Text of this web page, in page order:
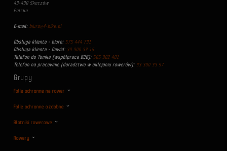
43-430 Skoczów
Polska
E-mail: biuro@4-bike.pl
Obsługa klienta - biuro: 575 444 731
Obsługa klienta - Dawid: 33 300 33 15
Telefon do Tomka (współpraca B2B): 505 002 401
Telefon na pracownie (doradztwo w oklejaniu rowerów): 33 300 33 97
Grupy
Folie ochronne na rower
Folie ochronne ozdobne
Błotniki rowerowe
Rowery